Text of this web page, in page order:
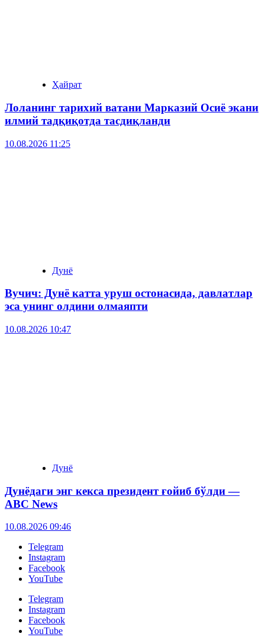
Ҳайрат
Лоланинг тарихий ватани Марказий Осиё экани
илмий тадқиқотда тасдиқланди
10.08.2026 11:25
Дунё
Вучич: Дунё катта уруш остонасида, давлатлар
эса унинг олдини олмаяпти
10.08.2026 10:47
Дунё
Дунёдаги энг кекса президент ғойиб бўлди —
ABC News
10.08.2026 09:46
Telegram
Instagram
Facebook
YouTube
Telegram
Instagram
Facebook
YouTube